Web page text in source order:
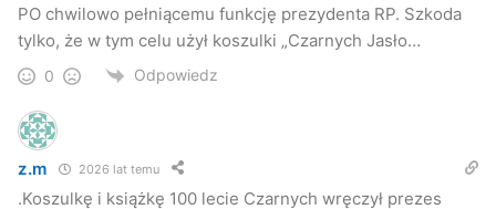
PO chwilowo pełniącemu funkcję prezydenta RP. Szkoda
tylko, że w tym celu użył koszulki „Czarnych Jasło…
0 Odpowiedz
z.m 2026 lat temu
.Koszulkę i książkę 100 lecie Czarnych wręczył prezes